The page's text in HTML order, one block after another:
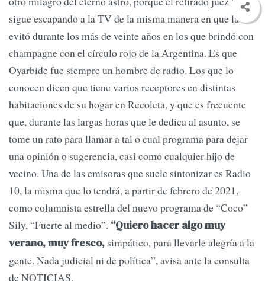
sigue escapando a la TV de la misma manera en que la
evitó durante los más de veinte años en los que brindó con
champagne con el círculo rojo de la Argentina. Es que
Oyarbide fue siempre un hombre de radio. Los que lo
conocen dicen que tiene varios receptores en distintas
habitaciones de su hogar en Recoleta, y que es frecuente
que, durante las largas horas que le dedica al asunto, se
tome un rato para llamar a tal o cual programa para dejar
una opinión o sugerencia, casi como cualquier hijo de
vecino. Una de las emisoras que suele sintonizar es Radio
10, la misma que lo tendrá, a partir de febrero de 2021,
como columnista estrella del nuevo programa de “Coco”
Sily, “Fuerte al medio”. “Quiero hacer algo muy
verano, muy fresco, simpático, para llevarle alegría a la
gente. Nada judicial ni de política”, avisa ante la consulta
de NOTICIAS.